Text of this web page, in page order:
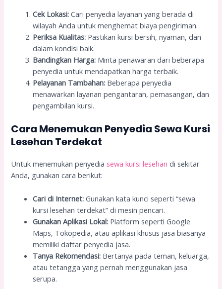
Cek Lokasi: Cari penyedia layanan yang berada di
wilayah Anda untuk menghemat biaya pengiriman.
Periksa Kualitas: Pastikan kursi bersih, nyaman, dan
dalam kondisi baik.
Bandingkan Harga: Minta penawaran dari beberapa
penyedia untuk mendapatkan harga terbaik.
Pelayanan Tambahan: Beberapa penyedia
menawarkan layanan pengantaran, pemasangan, dan
pengambilan kursi.
Cara Menemukan Penyedia Sewa Kursi
Lesehan Terdekat
Untuk menemukan penyedia sewa kursi lesehan di sekitar
Anda, gunakan cara berikut:
Cari di Internet: Gunakan kata kunci seperti “sewa
kursi lesehan terdekat” di mesin pencari.
Gunakan Aplikasi Lokal: Platform seperti Google
Maps, Tokopedia, atau aplikasi khusus jasa biasanya
memiliki daftar penyedia jasa.
Tanya Rekomendasi: Bertanya pada teman, keluarga,
atau tetangga yang pernah menggunakan jasa
serupa.